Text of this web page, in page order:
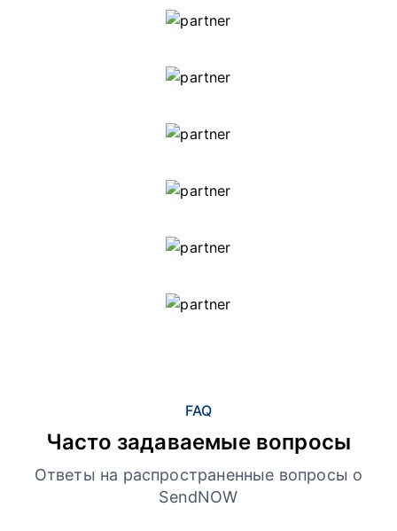
FAQ
Часто задаваемые вопросы
Ответы на распространенные вопросы о
SendNOW